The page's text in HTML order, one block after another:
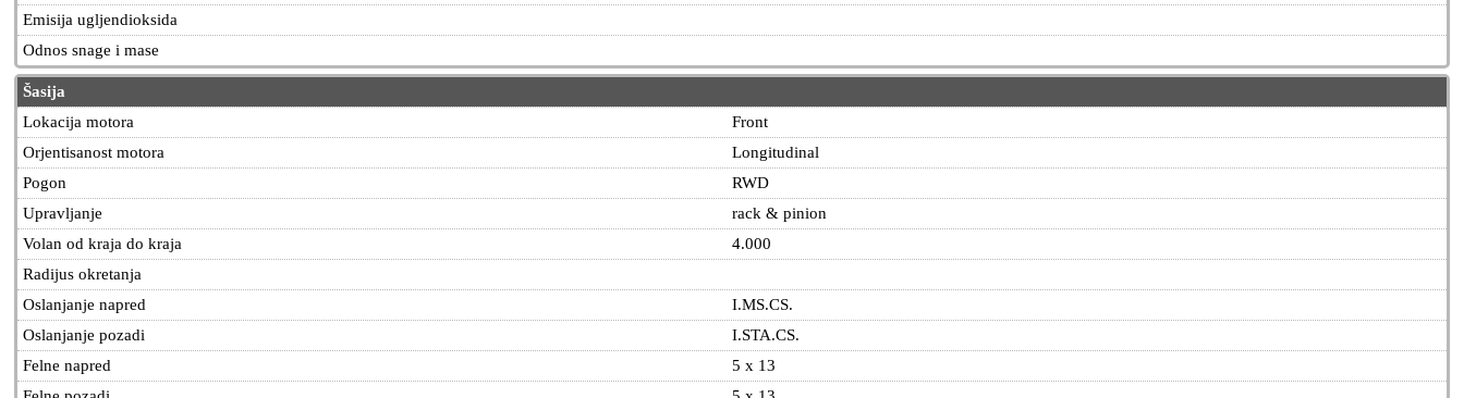
Emisija ugljendioksida
Odnos snage i mase
Šasija
Front
Lokacija motora
Longitudinal
Orjentisanost motora
RWD
Pogon
rack & pinion
Upravljanje
4.000
Volan od kraja do kraja
Radijus okretanja
I.MS.CS.
Oslanjanje napred
I.STA.CS.
Oslanjanje pozadi
5 x 13
Felne napred